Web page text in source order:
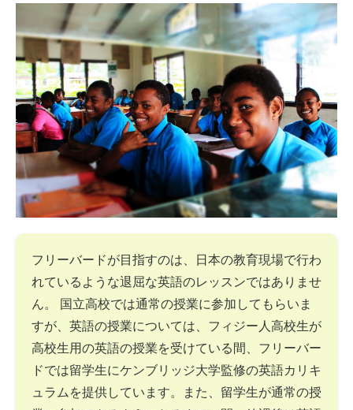
フリーバードが目指すのは、日本の教育現場で行わ
れているような退屈な英語のレッスンではありませ
ん。 国立高校では通常の授業に参加してもらいま
すが、英語の授業については、フィジー人高校生が
高校生用の英語の授業を受けている間、フリーバー
ドでは留学生にケンブリッジ大学監修の英語カリキ
ュラムを提供しています。また、留学生が通常の授